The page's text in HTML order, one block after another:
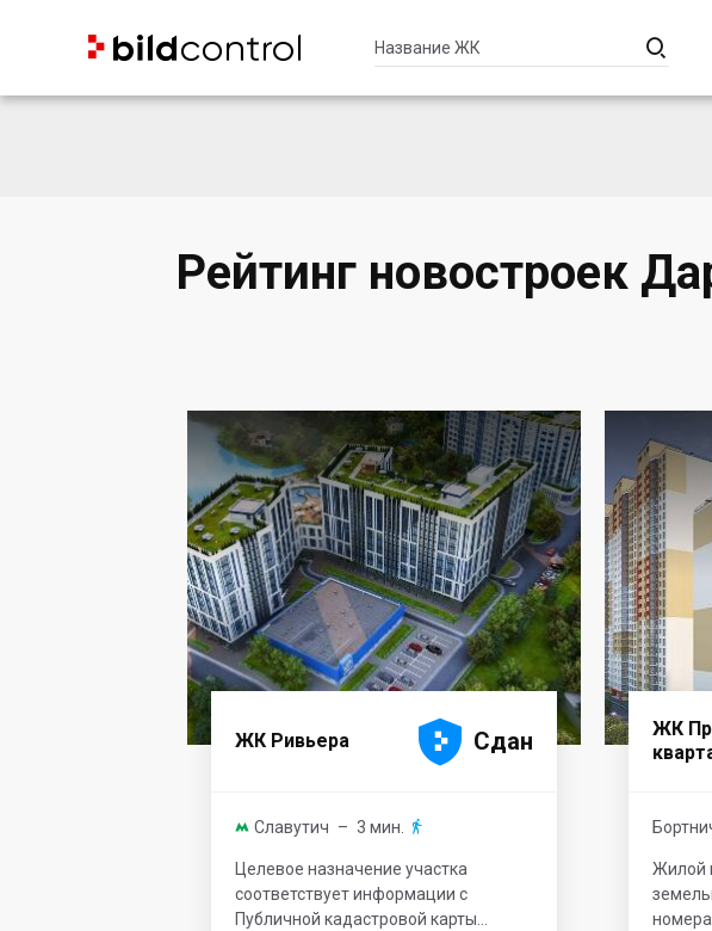
  
Рейтинг новостроек
ЖК Ривьера 



 Сдан
 Славутич – 3 мин. 
Целевое назначение участка
соответствует информации с
Публичной кадастровой карты...
ЖК
Жилой